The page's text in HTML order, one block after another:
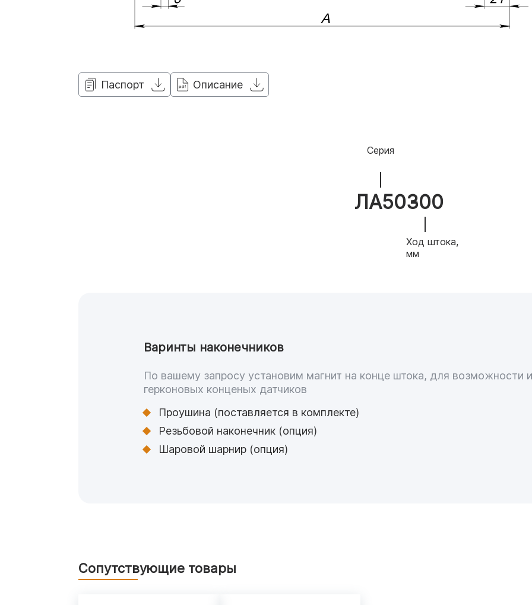
Паспорт Описание
ЛА50
Серия
300
Ход штока,
мм
Варинты наконечников
По вашему запросу установим магнит на конце штока, для возможности
герконовых конценых датчиков
Проушина (поставляется в комплекте)
Резьбовой наконечник (опция)
Шаровой шарнир (опция)
Сопутствующие товары